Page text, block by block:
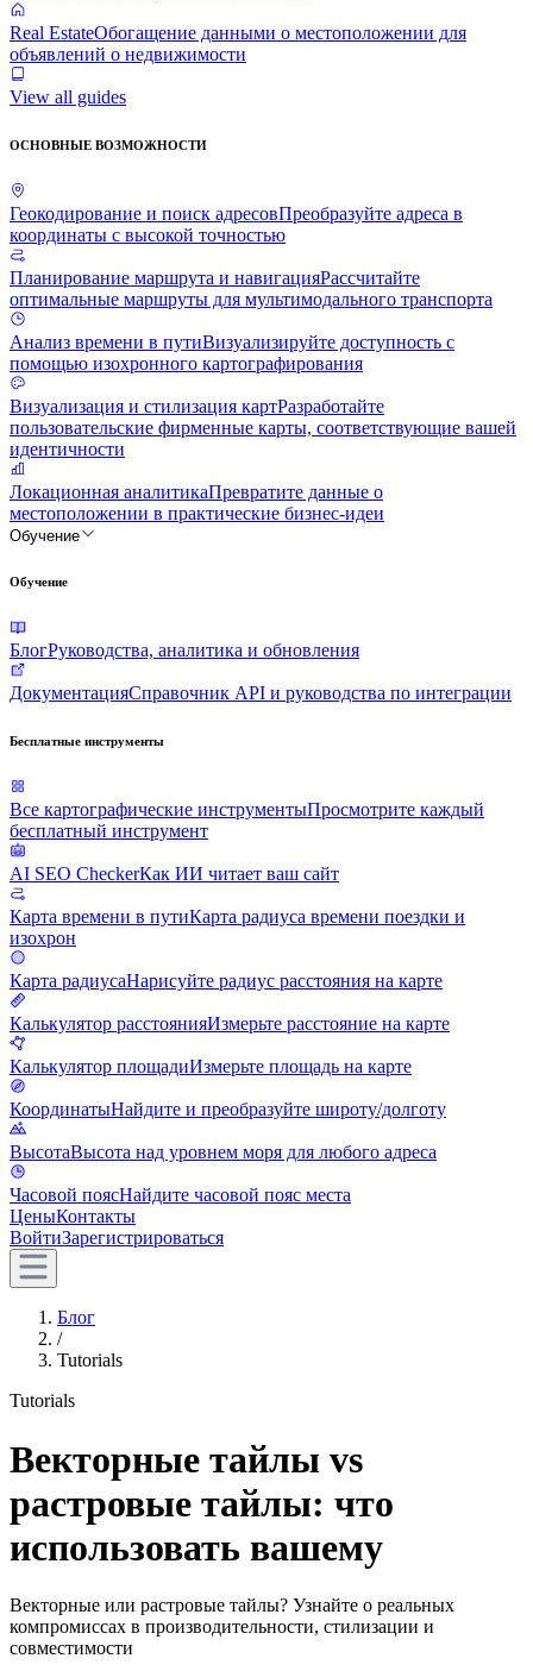
Real EstateОбогащение данными о местоположении для
объявлений о недвижимости
View all guides
ОСНОВНЫЕ ВОЗМОЖНОСТИ
Геокодирование и поиск адресовПреобразуйте адреса в
координаты с высокой точностью
Планирование маршрута и навигацияРассчитайте
оптимальные маршруты для мультимодального транспорта
Анализ времени в путиВизуализируйте доступность с
помощью изохронного картографирования
Визуализация и стилизация картРазработайте
пользовательские фирменные карты, соответствующие вашей
идентичности
Локационная аналитикаПревратите данные о
местоположении в практические бизнес-идеи
Обучение
Обучение
БлогРуководства, аналитика и обновления
ДокументацияСправочник API и руководства по интеграции
Бесплатные инструменты
Все картографические инструментыПросмотрите каждый
бесплатный инструмент
AI SEO CheckerКак ИИ читает ваш сайт
Карта времени в путиКарта радиуса времени поездки и
изохрон
Карта радиусаНарисуйте радиус расстояния на карте
Калькулятор расстоянияИзмерьте расстояние на карте
Калькулятор площадиИзмерьте площадь на карте
КоординатыНайдите и преобразуйте широту/долготу
ВысотаВысота над уровнем моря для любого адреса
Часовой поясНайдите часовой пояс места
ЦеныКонтакты
ВойтиЗарегистрироваться
Блог
/
Tutorials
Tutorials
Векторные тайлы vs
растровые тайлы: что
использовать вашему
Векторные или растровые тайлы? Узнайте о реальных
компромиссах в производительности, стилизации и
совместимости